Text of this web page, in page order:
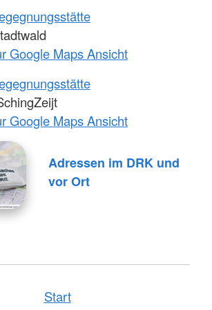
Google Maps Ansicht
Google Maps Ansicht
Adressen im DRK und
vor Ort
Start